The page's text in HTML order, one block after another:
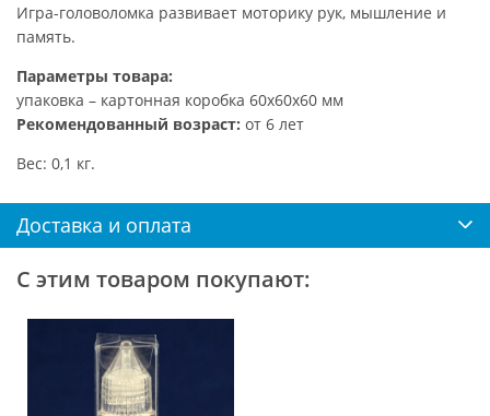
Игра-головоломка развивает моторику рук, мышление и
память.
Параметры товара:
упаковка – картонная коробка 60х60х60 мм
Рекомендованный возраст: от 6 лет
Вес: 0,1 кг.
Доставка и оплата
С этим товаром покупают: